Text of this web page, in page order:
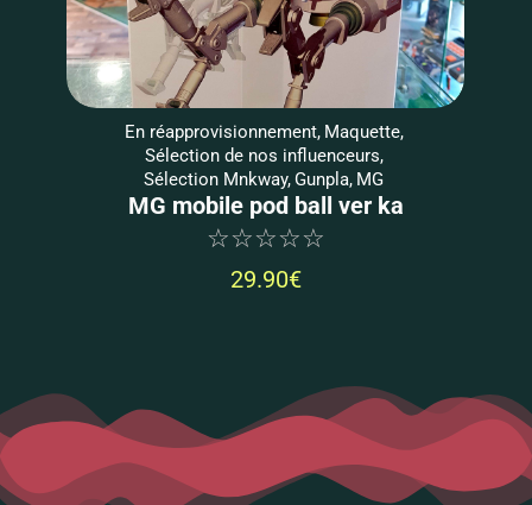
En réapprovisionnement, Maquette,
Sélection de nos influenceurs,
Sélection Mnkway,Gunpla, MG
MG mobile pod ball ver ka
☆☆☆☆☆
29.90€